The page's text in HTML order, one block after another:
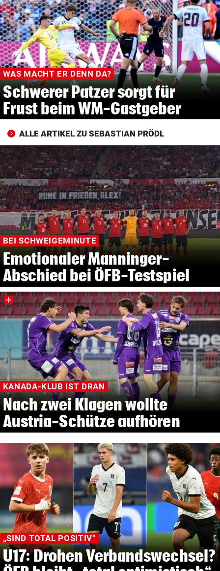
© Krone Multimedia GmbH & Co KG 2026
Muthgasse 2, 1190 Wien
WAS MACHT ER DENN DA?
Schwerer Patzer sorgt für
Frust beim WM-Gastgeber
ALLE ARTIKEL ZU SEBASTIAN PRÖDL
BEI SCHWEIGEMINUTE
Emotionaler Manninger-
Abschied bei ÖFB-Testspiel
KANADA-KLUB IST DRAN
Nach zwei Klagen wollte
Austria-Schütze aufhören
„SIND TOTAL POSITIV“
U17: Drohen Verbandswechsel?